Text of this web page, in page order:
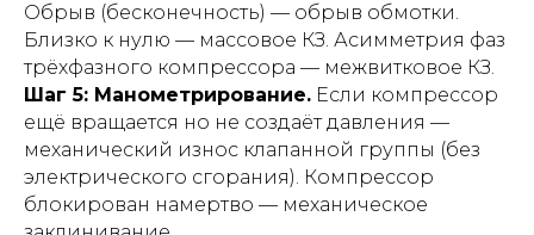
Обрыв (бесконечность) — обрыв обмотки.
Близко к нулю — массовое КЗ. Асимметрия фаз
трёхфазного компрессора — межвитковое КЗ.
Шаг 5: Манометрирование. Если компрессор
ещё вращается но не создаёт давления —
механический износ клапанной группы (без
электрического сгорания). Компрессор
блокирован намертво — механическое